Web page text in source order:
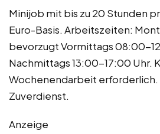
Minijob mit bis zu 20 Stunden
Euro-Basis. Arbeitszeiten:
bevorzugt Vormittags 08:00-
Nachmittags 13:00-17:00 Uhr.
Wochenendarbeit erforderlich.
Zuverdienst.
Anzeige